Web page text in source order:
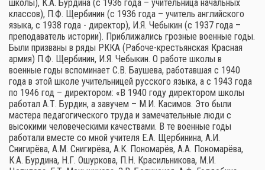
школы), К.А. Бурдина (с 1936 года – учительница начальных
классов), П.Ф. Щербинин (с 1936 года – учитель английского
языка, с 1938 года - директор), И.Я. Чебыкин (с 1937 года –
преподаватель истории). Приближались грозные военные годы.
Были призваны в ряды РККА (Рабоче-крестьянская Красная
армия) П.Ф. Щербинин, И.Я. Чебыкин. О работе школы в
военные годы вспоминает С.В. Баушева, работавшая с 1940
года в этой школе учительницей русского языка, а с 1943 года
по 1946 год – директором: «В 1940 году директором школы
работал А.Т. Бурдин, а завучем – М.И. Касимов. Это были
мастера педагогического труда и замечательные люди с
высокими человеческими качествами. В те военные годы
работали вместе со мной учителя Е.А. Щербинина, А.И.
Снигирёва, А.М. Снигирёва, А.К. Пономарёв, А.А. Пономарёва,
К.А. Бурдина, Н.Г. Ошуркова, П.Н. Красильникова, М.И.